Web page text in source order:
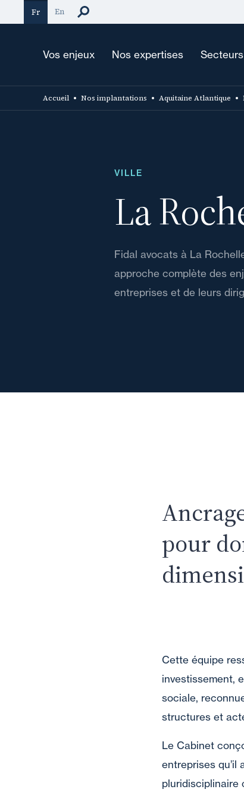
au
Fr En
Vos enjeux Nos expertises Secteurs
Accueil Nos implantations Aquitaine Atlantique
VILLE
La
Fidal avocats à La
approche complète des
entreprises et de leurs
pour
Cette équipe
investissement,
sociale,
structures et
Le Cabinet
entreprises qu’il
pluridisciplinaire